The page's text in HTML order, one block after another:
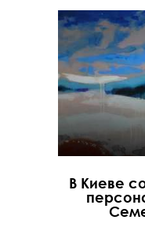
В Киеве